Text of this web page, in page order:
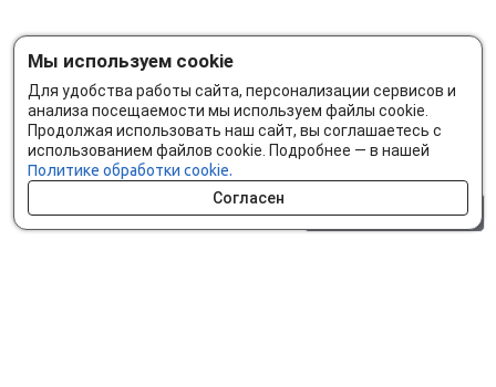
Мы используем cookie
Для удобства работы сайта, персонализации сервисов и
анализа посещаемости мы используем файлы cookie.
Продолжая использовать наш сайт, вы соглашаетесь с
использованием файлов cookie. Подробнее — в нашей
Политике обработки cookie.
Согласен